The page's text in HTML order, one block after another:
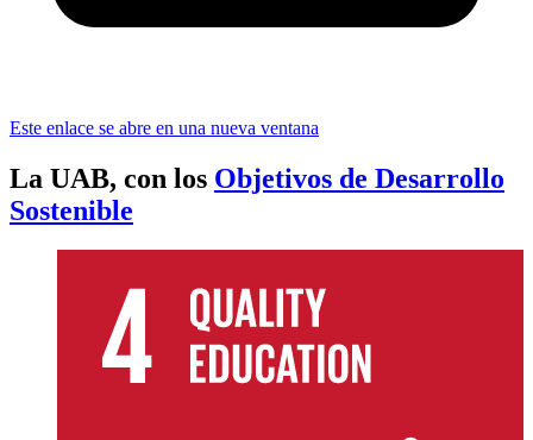
Este enlace se abre en una nueva ventana
La UAB, con los Objetivos de Desarrollo
Sostenible